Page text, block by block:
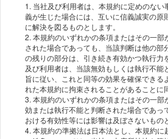
1. 当社及び利⽤者は、本規約に定めのな
義が⽣じた場合には、互いに信義誠実の原
に解決を図るものとします。
2. 本規約のいずれかの条項またはその⼀
された場合であっても、当該判断は他の部
の残りの部分は、引き続き有効かつ執⾏⼒
及び利⽤者は、当該無効もしくは執⾏不能
旨に従い、これと同等の効果を確保できる
れた本規約に拘束されることがあることに
3. 本規約のいずれかの条項またはその⼀
効または執⾏不能と判断された場合であっ
おける有効性等には影響は及ぼさないもの
4. 本規約の準拠法は⽇本法とし、本規約に